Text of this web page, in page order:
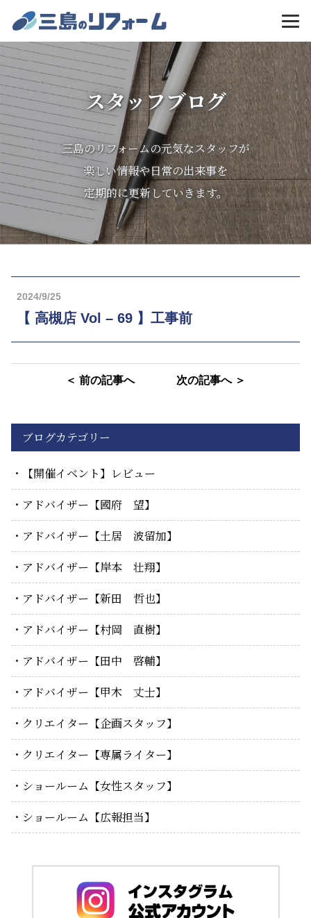
スタッフブログ
三島のリフォームの元気なスタッフが
楽しい情報や日常の出来事を
定期的に更新していきます。
ブログカテゴリー
【開催イベント】レビュー
アドバイザー【國府 望】
アドバイザー【土居 波留加】
アドバイザー【岸本 壮翔】
アドバイザー【新田 哲也】
アドバイザー【村岡 直樹】
アドバイザー【田中 啓輔】
アドバイザー【甲木 丈士】
クリエイター【企画スタッフ】
クリエイター【専属ライター】
ショールーム【女性スタッフ】
ショールーム【広報担当】
2024/9/25
【 高槻店 Vol – 69 】工事前
＜ 前の記事へ 次の記事へ ＞